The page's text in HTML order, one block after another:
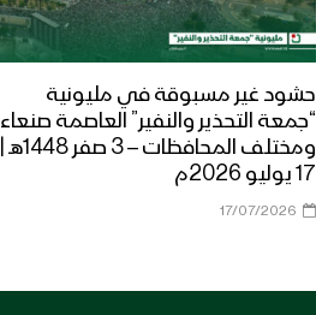
حشود غير مسبوقة في مليونية
“جمعة التحذير والنفير” العاصمة صنعاء
ومختلف المحافظات – 3 صفر 1448هـ |
17 يوليو 2026م
17/07/2026